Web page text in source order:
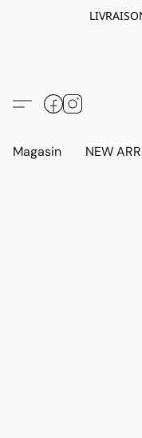
Magasin NEW